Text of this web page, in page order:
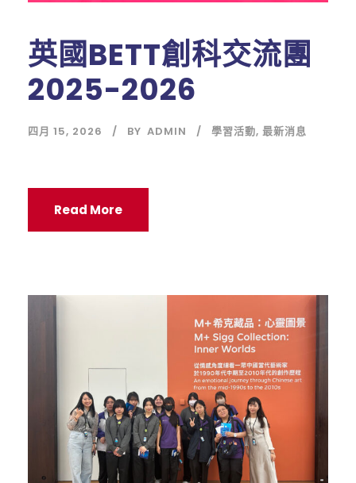
英國BETT創科交流團
2025-2026
四月 15, 2026 BY ADMIN 學習活動, 最新消息
Read More